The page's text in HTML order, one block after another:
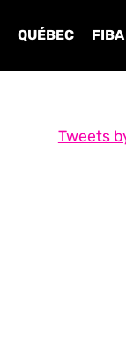
QUÉBEC FIBA
Tweets